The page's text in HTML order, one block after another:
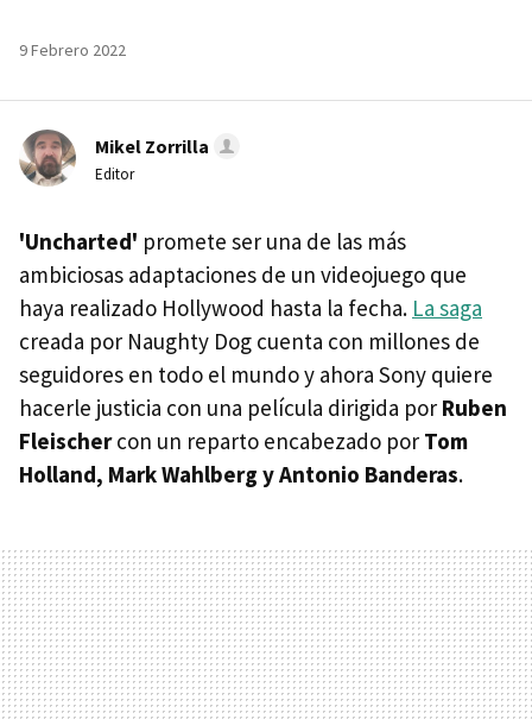
9 Febrero 2022
Mikel Zorrilla
Editor
'Uncharted' promete ser una de las más
ambiciosas adaptaciones de un videojuego que
haya realizado Hollywood hasta la fecha. La saga
creada por Naughty Dog cuenta con millones de
seguidores en todo el mundo y ahora Sony quiere
hacerle justicia con una película dirigida por Ruben
Fleischercon un reparto encabezado por Tom
Holland, Mark Wahlberg y Antonio Banderas.